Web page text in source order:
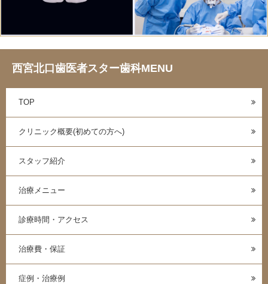
西宮北口歯医者スター歯科MENU
TOP
クリニック概要(初めての方へ)
スタッフ紹介
治療メニュー
診療時間・アクセス
治療費・保証
症例・治療例